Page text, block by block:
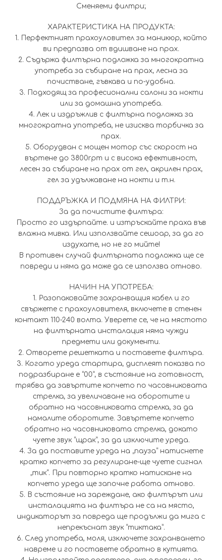
Сменяеми филтри;
ХАРАКТЕРИСТИКА НА ПРОДУКТА:
1. Перфектният прахоуловител за маникюр, който
ви предпазва от вдишване на прах.
2. Съдържа филтърна подложка за многократна
употреба за събиране на прах, лесна за
почистване, гъвкава и по-удобна.
3. Подходящ за професионални салони за нокти
или за домашна употреба.
4. Лек и издръжлив с филтърна подложка за
многократна употреба, не изисква торбичка за
прах.
5. Оборудван с мощен мотор със скорост на
въртене до 3800rpm и с висока ефективност,
лесен за събиране на прах от гел, акрилен прах,
гел за удължаване на нокти и т.н.
ПОДДРЪЖКА И ПОДМЯНА НА ФИЛТРИ:
За да почистите филтъра:
Просто го издърпайте. и изтръскайте праха във
влажна мивка. Или използвайте сешоар, за да го
издухате, но не го мийте!
В противен случай филтърната подложка ще се
повреди и няма да може да се използва отново.
НАЧИН НА УПОТРЕБА:
1. Разопаковайте захранващия кабел и го
свържете с прахоуловителя, включете в стенен
контакт 110-240 волта. Уверете се, че на мястото
на филтърната инсталация няма чужди
предмети или документи.
2. Отворете решетката и поставете филтъра.
3. Когато уреда стартира, дисплеят показва по
подразбиране е “00”, в състояние на готовност,
трябва да завъртите копчето по часовниковата
стрелка, за увеличаване на оборотите и
обратно на часовниковата стрелка, за да
намалите оборотите. Завъртете копчето
обратно на часовниковата стрелка, докато
чуете звук “щрак”, за да изключите уреда.
4. За да поставите уреда на „пауза“ натиснете
кратко копчето за регулиране-ще чуете сигнал
„тик“. При повторно кратко натискане на
копчето уреда ще започне работа отново.
5. В състояние на зареждане, ако филтърът или
инсталацията на филтъра не са на място,
индикаторът за повреда ще продължи да мига с
непрекъснат звук “тиктака”.
6. След употреба, моля, изключете захранването
навреме и го поставете обратно в кутията.